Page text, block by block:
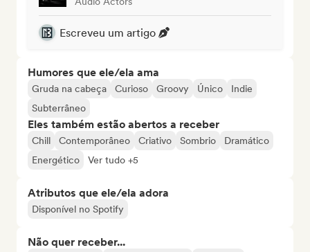
Escreveu um artigo
Humores que ele/ela ama
Gruda na cabeça Curioso Groovy Único
Indie
Subterrâneo
Eles também estão abertos a receber
Chill Contemporâneo Criativo Sombrio
Dramático
Energético
Ver tudo +5
Atributos que ele/ela adora
Disponível no Spotify
Não quer receber...